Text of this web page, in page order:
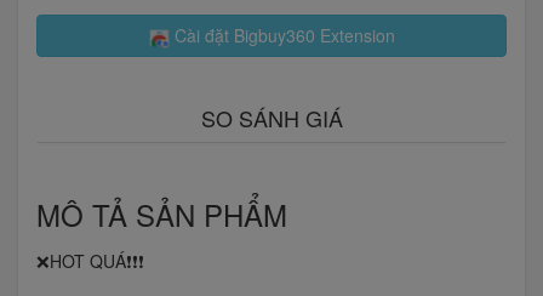
Cài đặt Bigbuy360 Extension
SO SÁNH GIÁ
MÔ TẢ SẢN PHẨM
❌HOT QUÁ❗️❗️❗️